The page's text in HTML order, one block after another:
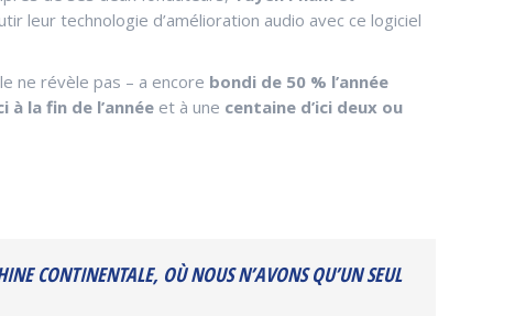
leur technologie d’amélioration audio avec ce logiciel
ne révèle pas – a encore bondi de 50 % l’année
à la fin de l’année et à une centaine d’ici deux ou
CONTINENTALE, OÙ NOUS N’AVONS QU’UN SEUL